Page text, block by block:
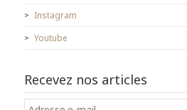
Instagram
Youtube
Recevez nos articles
Adresse